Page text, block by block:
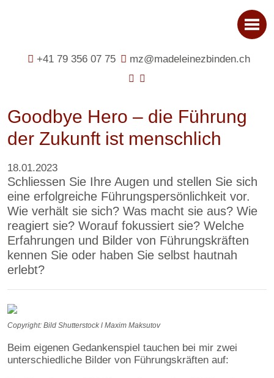
+41 79 356 07 75 mz@madeleinezbinden.ch
Goodbye Hero – die Führung
der Zukunft ist menschlich
18.01.2023
Schliessen Sie Ihre Augen und stellen Sie sich
eine erfolgreiche Führungspersönlichkeit vor.
Wie verhält sie sich? Was macht sie aus? Wie
reagiert sie? Worauf fokussiert sie? Welche
Erfahrungen und Bilder von Führungskräften
kennen Sie oder haben Sie selbst hautnah
erlebt?
Copyright: Bild Shutterstock l Maxim Maksutov
Beim eigenen Gedankenspiel tauchen bei mir zwei
unterschiedliche Bilder von Führungskräften auf: